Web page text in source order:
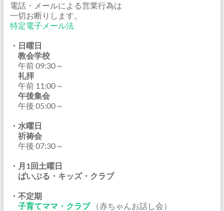
電話・メールによる営業行為は
一切お断りします。
特定電子メール法
・日曜日
教会学校
午前 09:30～
礼拝
午前 11:00～
午後集会
午後 05:00～
・水曜日
祈祷会
午後 07:30～
・月1回土曜日
ばいぶる・キッズ・クラブ
・不定期
子育てママ・クラブ（赤ちゃんお話し会）